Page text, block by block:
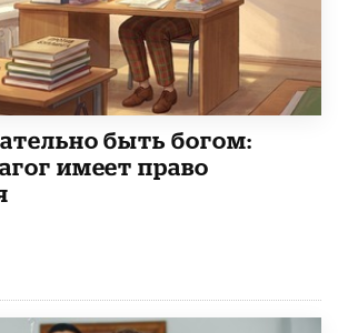
быть богом:
имеет право